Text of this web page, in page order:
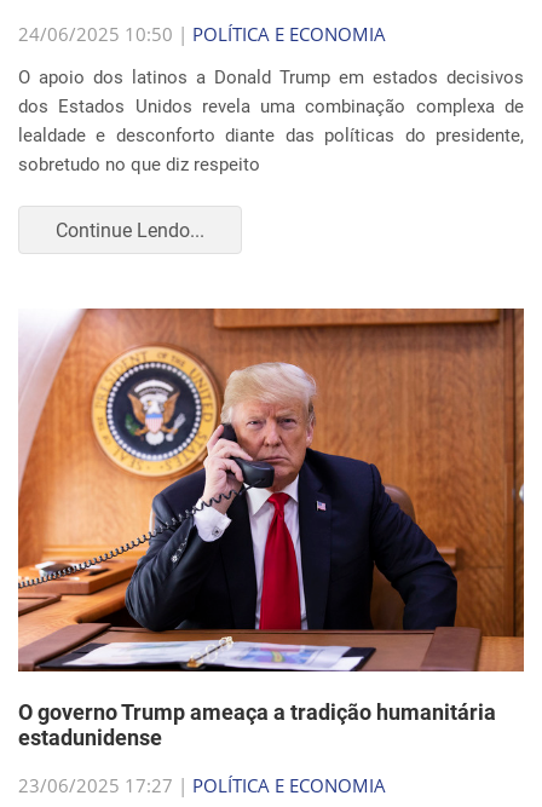
24/06/2025 10:50 | POLÍTICA E ECONOMIA
O apoio dos latinos a Donald Trump em estados decisivos
dos Estados Unidos revela uma combinação complexa de
lealdade e desconforto diante das políticas do presidente,
sobretudo no que diz respeito
Continue Lendo...
O governo Trump ameaça a tradição humanitária
estadunidense
23/06/2025 17:27 | POLÍTICA E ECONOMIA